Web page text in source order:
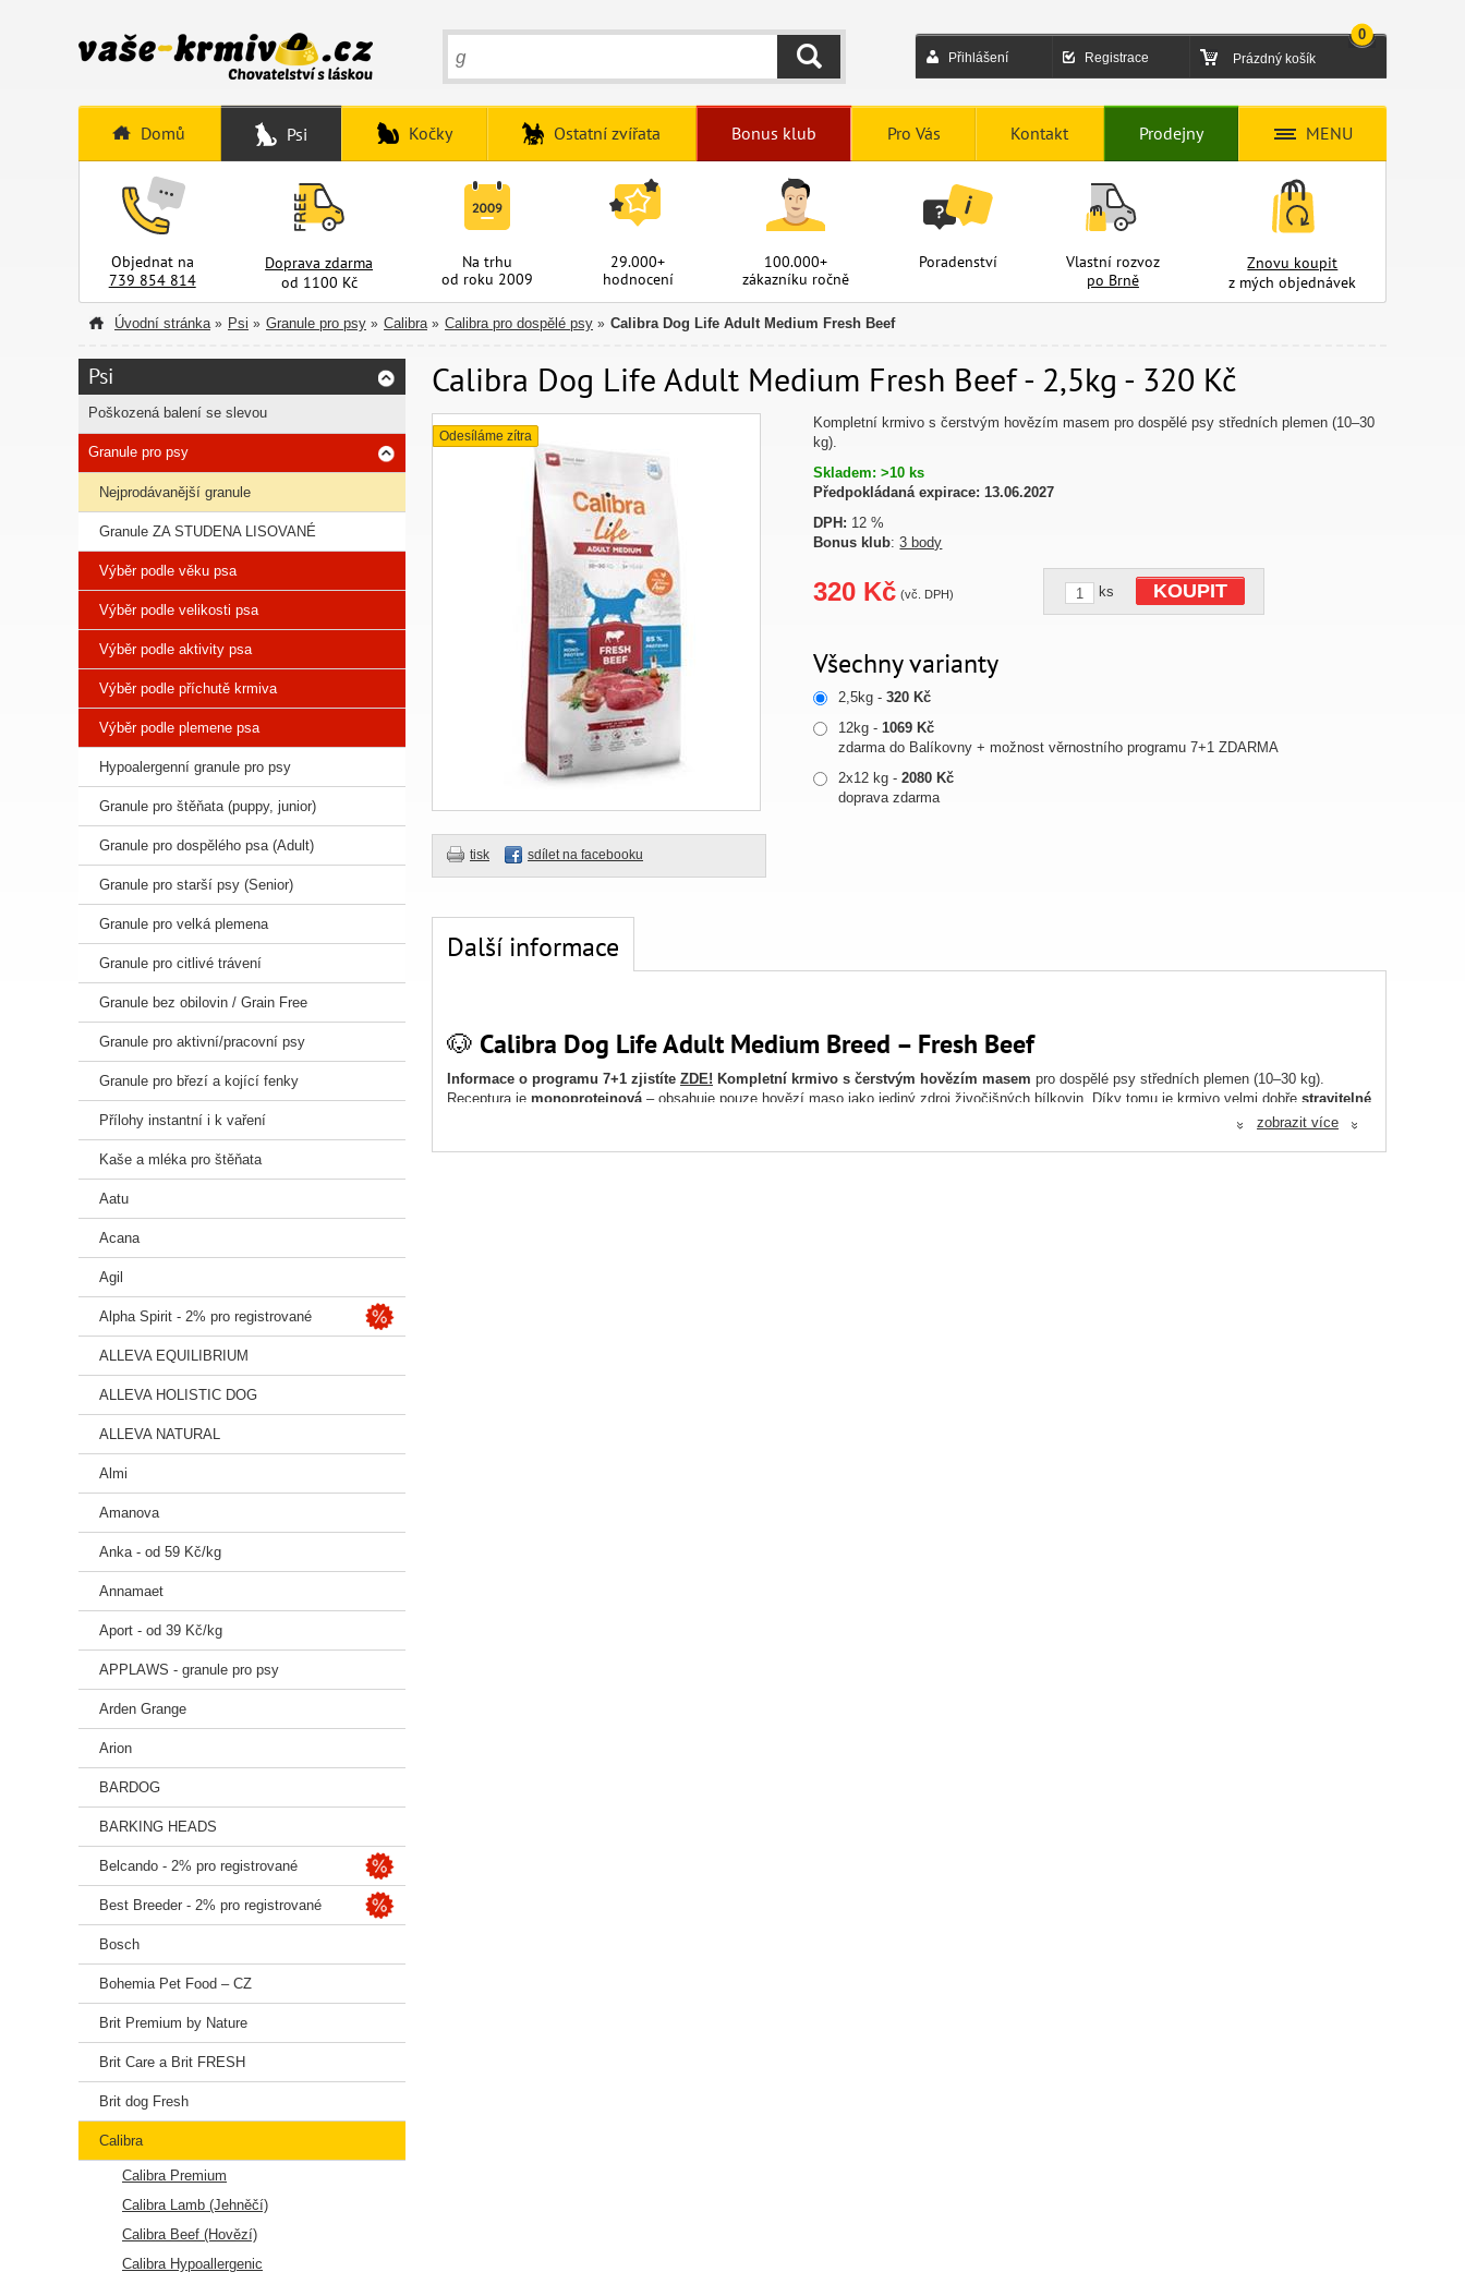
Přihlášení Registrace Prázdný košík
0
HLEDAT
Domů Psi Kočky Ostatní zvířata Bonus klub Pro Vás Kontakt Prodejny MENU
Objednat na
739 854 814
Doprava zdarma
od 1100 Kč
Na trhu
od roku 2009
29.000+
hodnocení
100.000+
zákazníku ročně
Poradenství
Vlastní rozvoz
po Brně
Znovu koupit
z mých objednávek
Úvodní stránka » Psi » Granule pro psy » Calibra » Calibra pro dospělé psy » Calibra Dog Life Adult Medium Fresh Beef
Calibra Dog Life Adult Medium Fresh Beef - 2,5kg - 320 Kč
Odesíláme zítra
tisk sdílet na facebooku
Kompletní krmivo s čerstvým hovězím masem pro dospělé psy středních plemen (10–30
kg).
Skladem: >10 ks
Předpokládaná expirace: 13.06.2027
DPH: 12 %
Bonus klub:3 body
320 Kč (vč. DPH) ks KOUPIT
Všechny varianty
2,5kg -320 Kč
12kg -1069 Kč
zdarma do Balíkovny + možnost věrnostního programu 7+1 ZDARMA
2x12 kg -2080 Kč
doprava zdarma
Další informace
🐶 Calibra Dog Life Adult Medium Breed – Fresh Beef
Informace o programu 7+1 zjistíte ZDE! Kompletní krmivo s čerstvým hovězím masem pro dospělé psy středních plemen (10–30 kg).
Receptura je monoproteinová – obsahuje pouze hovězí maso jako jediný zdroj živočišných bílkovin. Díky tomu je krmivo velmi dobře stravitelné
« zobrazit více «
Psi
Poškozená balení se slevou
Granule pro psy
Nejprodávanější granule
Granule ZA STUDENA LISOVANÉ
Výběr podle věku psa
Výběr podle velikosti psa
Výběr podle aktivity psa
Výběr podle příchutě krmiva
Výběr podle plemene psa
Hypoalergenní granule pro psy
Granule pro štěňata (puppy, junior)
Granule pro dospělého psa (Adult)
Granule pro starší psy (Senior)
Granule pro velká plemena
Granule pro citlivé trávení
Granule bez obilovin / Grain Free
Granule pro aktivní/pracovní psy
Granule pro březí a kojící fenky
Přílohy instantní i k vaření
Kaše a mléka pro štěňata
Aatu
Acana
Agil
Alpha Spirit - 2% pro registrované
ALLEVA EQUILIBRIUM
ALLEVA HOLISTIC DOG
ALLEVA NATURAL
Almi
Amanova
Anka - od 59 Kč/kg
Annamaet
Aport - od 39 Kč/kg
APPLAWS - granule pro psy
Arden Grange
Arion
BARDOG
BARKING HEADS
Belcando - 2% pro registrované
Best Breeder - 2% pro registrované
Bosch
Bohemia Pet Food – CZ
Brit Premium by Nature
Brit Care a Brit FRESH
Brit dog Fresh
Calibra
Calibra Premium
Calibra Lamb (Jehněčí)
Calibra Beef (Hovězí)
Calibra Hypoallergenic